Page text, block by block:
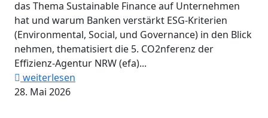
das Thema Sustainable Finance auf Unternehmen
hat und warum Banken verstärkt ESG-Kriterien
(Environmental, Social, und Governance) in den Blick
nehmen, thematisiert die 5. CO2nferenz der
Effizienz-Agentur NRW (efa)...
weiterlesen
28. Mai 2026